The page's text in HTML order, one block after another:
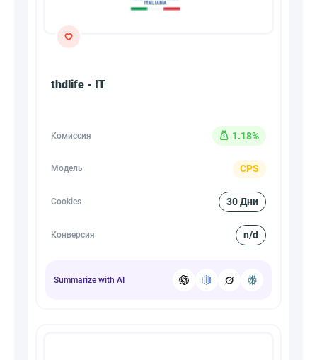
thdlife - IT
Комиссия 1.18%
Модель CPS
Cookies 30 Дни
Конверсия n/d
Summarize with AI